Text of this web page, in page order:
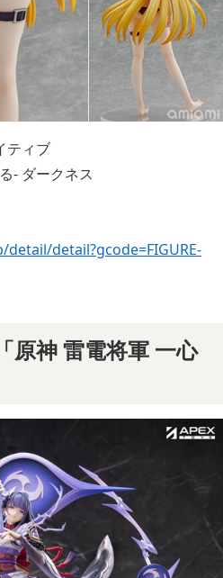
ティブ
- ダークネス
detail?gcode=FIGURE-
原神 雷電将軍 一心